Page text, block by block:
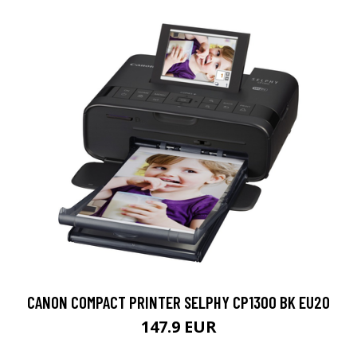
CANON COMPACT PRINTER SELPHY CP1300 BK EU20
147.9 EUR